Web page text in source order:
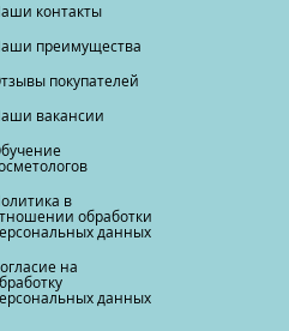
контакты
преимущества
покупателей
вакансии
в
обработки
данных
на
данных